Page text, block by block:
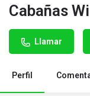
Cabañas
Llamar
Perfil